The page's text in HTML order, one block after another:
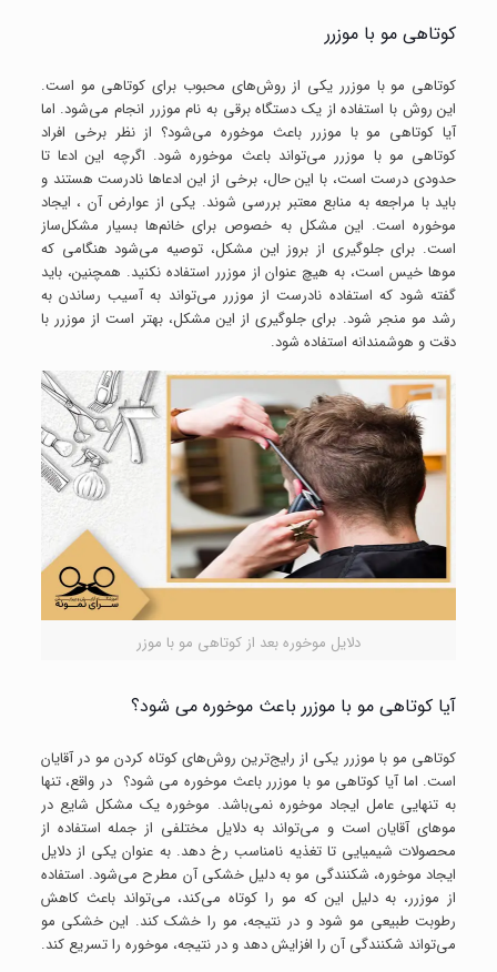
کوتاهی مو با موزرر
کوتاهی مو با موزرر یکی از روش‌های محبوب برای کوتاهی مو است.
این روش با استفاده از یک دستگاه برقی به نام موزرر انجام می‌شود. اما
آیا کوتاهی مو با موزرر باعث موخوره می‌شود؟ از نظر برخی افراد
کوتاهی مو با موزرر می‌تواند باعث موخوره شود. اگرچه این ادعا تا
حدودی درست است، با این حال، برخی از این ادعاها نادرست هستند و
باید با مراجعه به منابع معتبر بررسی شوند. یکی از عوارض آن ، ایجاد
موخوره است. این مشکل به خصوص برای خانم‌ها بسیار مشکل‌ساز
است. برای جلوگیری از بروز این مشکل، توصیه می‌شود هنگامی که
موها خیس است، به هیچ عنوان از موزرر استفاده نکنید. همچنین، باید
گفته شود که استفاده نادرست از موزرر می‌تواند به آسیب رساندن به
رشد مو منجر شود. برای جلوگیری از این مشکل، بهتر است از موزرر با
دقت و هوشمندانه استفاده شود.
دلایل موخوره بعد از کوتاهی مو با موزر
آیا کوتاهی مو با موزرر باعث موخوره می شود؟
کوتاهی مو با موزرر یکی از رایج‌ترین روش‌های کوتاه کردن مو در آقایان
است. اما آیا کوتاهی مو با موزرر باعث موخوره می شود؟ در واقع، تنها
به تنهایی عامل ایجاد موخوره نمی‌باشد. موخوره یک مشکل شایع در
موهای آقایان است و می‌تواند به دلایل مختلفی از جمله استفاده از
محصولات شیمیایی تا تغذیه نامناسب رخ دهد. به عنوان یکی از دلایل
ایجاد موخوره، شکنندگی مو به دلیل خشکی آن مطرح می‌شود. استفاده
از موزرر، به دلیل این که مو را کوتاه می‌کند، می‌تواند باعث کاهش
رطوبت طبیعی مو شود و در نتیجه، مو را خشک کند. این خشکی مو
می‌تواند شکنندگی آن را افزایش دهد و در نتیجه، موخوره را تسریع کند.